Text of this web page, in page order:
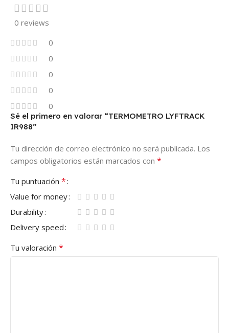
0 reviews
0
0
0
0
0
Sé el primero en valorar “TERMOMETRO LYFTRACK
IR988”
Tu dirección de correo electrónico no será publicada. Los
campos obligatorios están marcados con *
Tu puntuación *
Value for money
Durability
Delivery speed
Tu valoración *